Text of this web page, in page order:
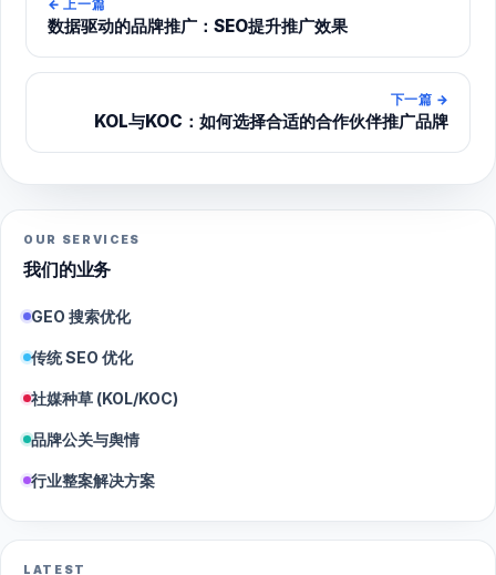
← 上一篇
数据驱动的品牌推广：SEO提升推广效果
下一篇 →
KOL与KOC：如何选择合适的合作伙伴推广品牌
OUR SERVICES
我们的业务
GEO 搜索优化
传统 SEO 优化
社媒种草 (KOL/KOC)
品牌公关与舆情
行业整案解决方案
LATEST